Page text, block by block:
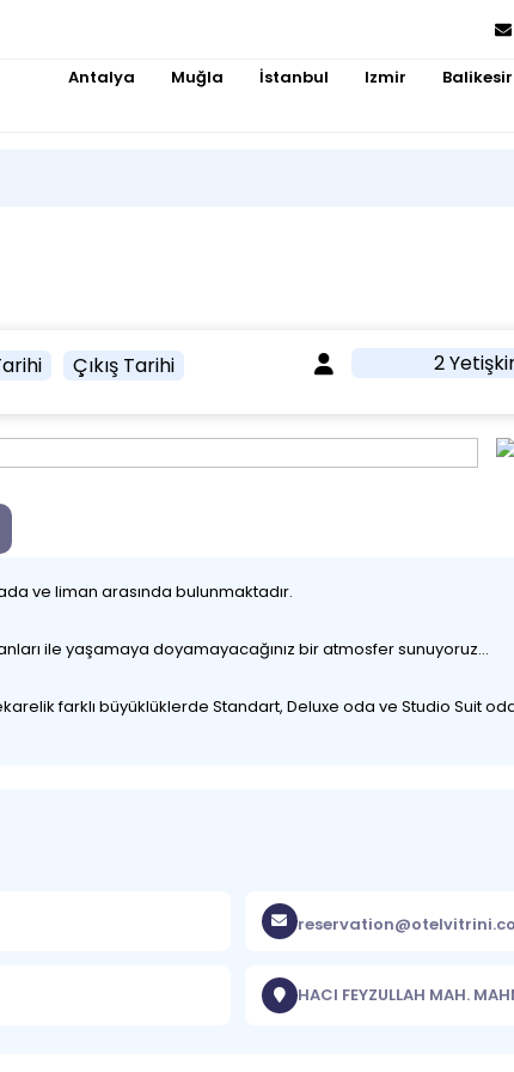
Antalya Muğla İstanbul Izmir Balikesir
Çıkış Tarihi 2
ve liman arasında bulunmaktadır.
ile yaşamaya doyamayacağınız bir atmosfer sunuyoruz…
farklı büyüklüklerde Standart, Deluxe oda ve Studio Suit
HACI FEYZULLAH MAH.